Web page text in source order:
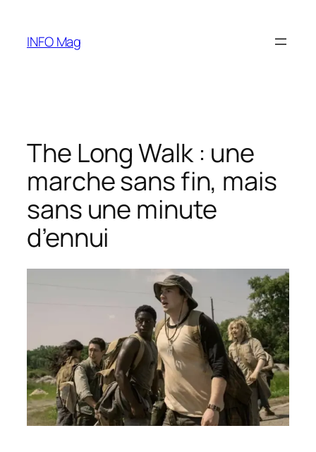
contenu
INFO Mag
The Long Walk : une
marche sans fin, mais
sans une minute
d’ennui